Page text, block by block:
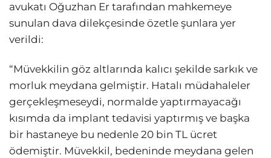
avukatı Oğuzhan Er tarafından mahkemeye
sunulan dava dilekçesinde özetle şunlara yer
verildi:
“Müvekkilin göz altlarında kalıcı şekilde sarkık ve
morluk meydana gelmiştir. Hatalı müdahaleler
gerçekleşmeseydi, normalde yaptırmayacağı
kısımda da implant tedavisi yaptırmış ve başka
bir hastaneye bu nedenle 20 bin TL ücret
ödemiştir. Müvekkil, bedeninde meydana gelen